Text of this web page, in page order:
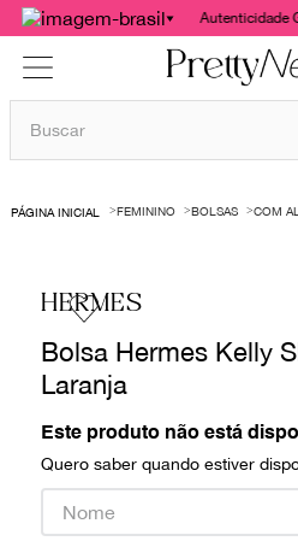
Autenticidade
Buscar
FEMININO BOLSAS COM
HERMES
Bolsa Hermes Kelly
Laranja
Este produto não está
Quero saber quando estiver
1º
bolsas
chanel
vestido
gucci
valentino
paula raia
burberry